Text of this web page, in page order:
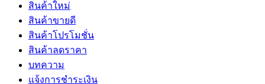
สินค้าใหม่
สินค้าขายดี
สินค้าโปรโมชั่น
สินค้าลดราคา
บทความ
แจ้งการชำระเงิน